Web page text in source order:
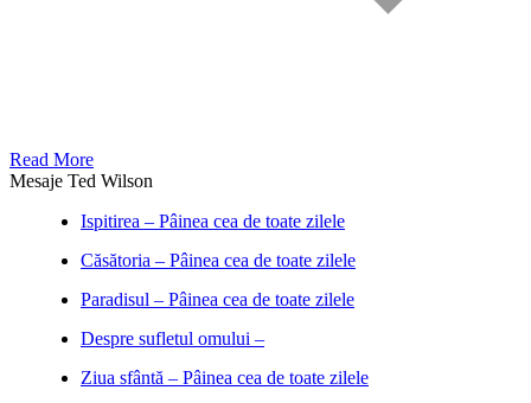
Read More
Mesaje Ted Wilson
Ispitirea – Pâinea cea de toate zilele
Căsătoria – Pâinea cea de toate zilele
Paradisul – Pâinea cea de toate zilele
Despre sufletul omului –
Ziua sfântă – Pâinea cea de toate zilele